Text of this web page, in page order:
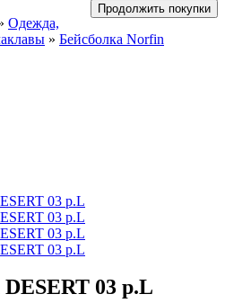
Продолжить покупки
Одежда,
» Бейсболка Norfin
03 р.L